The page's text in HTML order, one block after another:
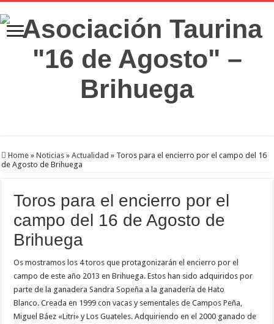
Home » Noticias » Actualidad » Toros para el encierro por el campo del 16
de Agosto de Brihuega
Toros para el encierro por el
campo del 16 de Agosto de
Brihuega
Os mostramos los 4 toros que protagonizarán el encierro por el
campo de este año 2013 en Brihuega. Estos han sido adquiridos por
parte de la ganadera Sandra Sopeña a la ganadería de Hato
Blanco. Creada en 1999 con vacas y sementales de Campos Peña,
Miguel Báez «Litri» y Los Guateles. Adquiriendo en el 2000 ganado de